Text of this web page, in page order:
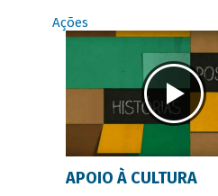
Ações
APOIO À CULTURA